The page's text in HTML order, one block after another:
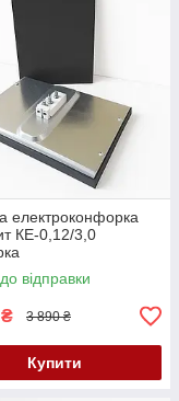
електроконфорка
КЕ-0,12/3,0
відправки
₴ 3 890 ₴
Купити